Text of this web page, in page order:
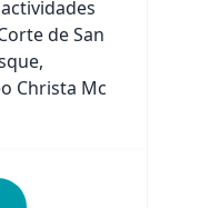
de San
Christa Mc